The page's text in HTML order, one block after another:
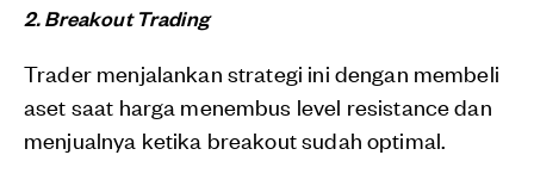
2. Breakout Trading
Trader menjalankan strategi ini dengan membeli
aset saat harga menembus level resistance dan
menjualnya ketika breakout sudah optimal.